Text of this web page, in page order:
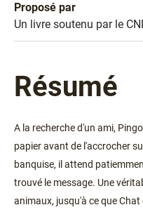
Proposé par
Sélection
Un livre soutenu par le
Résumé
A la recherche d'un ami,
papier avant de l'accrocher
banquise, il attend
trouvé le message. Une
animaux, jusqu'à ce que